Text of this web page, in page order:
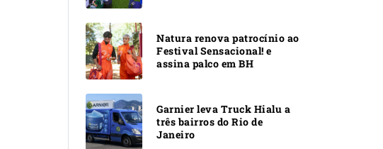
Natura renova patrocínio ao
Festival Sensacional! e
assina palco em BH
Garnier leva Truck Hialu a
três bairros do Rio de
Janeiro